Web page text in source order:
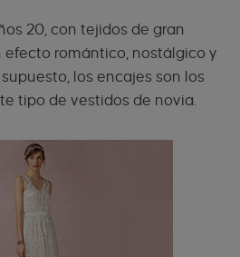
20, con tejidos de gran
romántico, nostálgico y
los encajes son los
tipo de vestidos de novia.